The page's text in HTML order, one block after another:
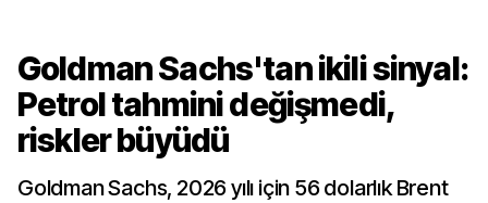
Goldman Sachs'tan ikili sinyal:
Petrol tahmini değişmedi,
riskler büyüdü
Goldman Sachs, 2026 yılı için 56 dolarlık Brent